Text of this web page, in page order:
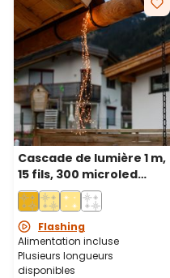
Cascade de lumière 1 m,
15 fils, 300 microled
blanc chaud
traditionnel, câble métal
cuivréFlashing
Alimentation incluse
Plusieurs longueurs
disponibles